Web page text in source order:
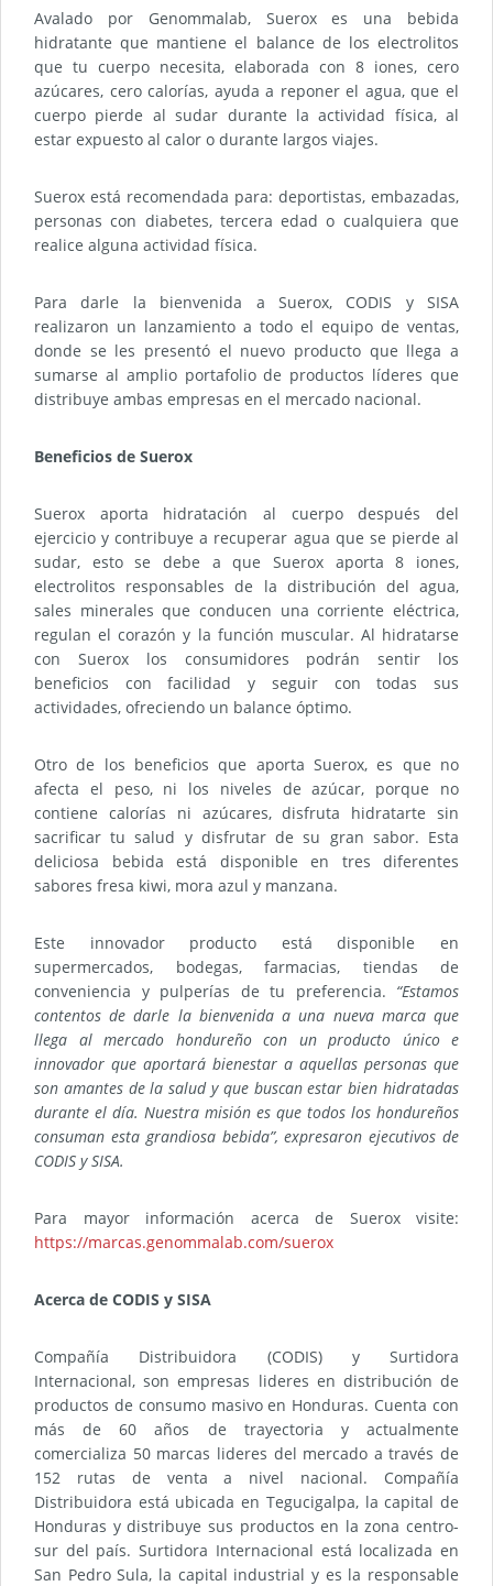
Avalado por Genommalab, Suerox es una bebida
hidratante que mantiene el balance de los electrolitos
que tu cuerpo necesita, elaborada con 8 iones, cero
azúcares, cero calorías, ayuda a reponer el agua, que el
cuerpo pierde al sudar durante la actividad física, al
estar expuesto al calor o durante largos viajes.
Suerox está recomendada para: deportistas, embazadas,
personas con diabetes, tercera edad o cualquiera que
realice alguna actividad física.
Para darle la bienvenida a Suerox, CODIS y SISA
realizaron un lanzamiento a todo el equipo de ventas,
donde se les presentó el nuevo producto que llega a
sumarse al amplio portafolio de productos líderes que
distribuye ambas empresas en el mercado nacional.
Beneficios de Suerox
Suerox aporta hidratación al cuerpo después del
ejercicio y contribuye a recuperar agua que se pierde al
sudar, esto se debe a que Suerox aporta 8 iones,
electrolitos responsables de la distribución del agua,
sales minerales que conducen una corriente eléctrica,
regulan el corazón y la función muscular. Al hidratarse
con Suerox los consumidores podrán sentir los
beneficios con facilidad y seguir con todas sus
actividades, ofreciendo un balance óptimo.
Otro de los beneficios que aporta Suerox, es que no
afecta el peso, ni los niveles de azúcar, porque no
contiene calorías ni azúcares, disfruta hidratarte sin
sacrificar tu salud y disfrutar de su gran sabor. Esta
deliciosa bebida está disponible en tres diferentes
sabores fresa kiwi, mora azul y manzana.
Este innovador producto está disponible en
supermercados, bodegas, farmacias, tiendas de
conveniencia y pulperías de tu preferencia. “Estamos
contentos de darle la bienvenida a una nueva marca que
llega al mercado hondureño con un producto único e
innovador que aportará bienestar a aquellas personas que
son amantes de la salud y que buscan estar bien hidratadas
durante el día. Nuestra misión es que todos los hondureños
consuman esta grandiosa bebida”, expresaron ejecutivos de
CODIS y SISA.
Para mayor información acerca de Suerox visite:
https://marcas.genommalab.com/suerox
Acerca de CODIS y SISA
Compañía Distribuidora (CODIS) y Surtidora
Internacional, son empresas lideres en distribución de
productos de consumo masivo en Honduras. Cuenta con
más de 60 años de trayectoria y actualmente
comercializa 50 marcas lideres del mercado a través de
152 rutas de venta a nivel nacional. Compañía
Distribuidora está ubicada en Tegucigalpa, la capital de
Honduras y distribuye sus productos en la zona centro-
sur del país. Surtidora Internacional está localizada en
San Pedro Sula, la capital industrial y es la responsable